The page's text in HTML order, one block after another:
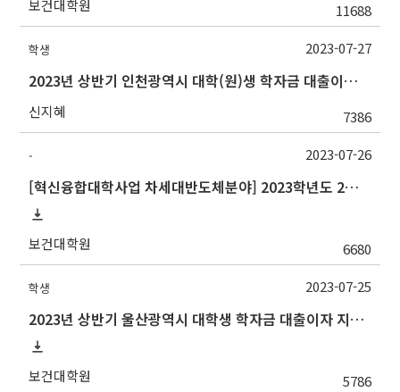
보건대학원 11688
학생
2023년 상반기 인천광역시 대학(원)생 학자금 대출이자 지원사업 안내
신지혜 7386
2023-07-27
-
[혁신융합대학사업 차세대반도체분야] 2023학년도 2학기 대구대학교 교류 수학 안내
보건대학원 6680
2023-07-26
학생
2023년 상반기 울산광역시 대학생 학자금 대출이자 지원사업 안내
보건대학원 5786
2023-07-25